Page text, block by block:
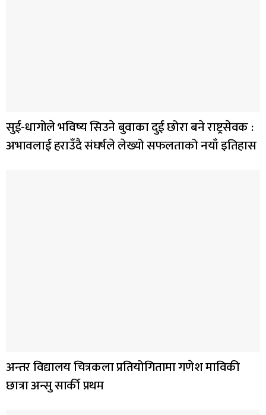
सुई-धागोले भविष्य सिउने बुवाका दुई छोरा बने राष्ट्रसेवक :
अभावलाई हराउँदै संघर्षले लेख्यो सफलताको नयाँ इतिहास
अन्तर विद्यालय चित्रकला प्रतियोगितामा गणेश माविकी
छात्रा अन्सु सार्की प्रथम